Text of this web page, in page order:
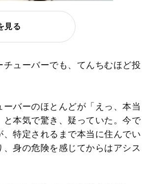
見る
ューバーでも、てんちむほど投
バーのほとんどが「えっ、本当
本気で驚き、疑っていた。今で
特定されるまで本当に住んでい
身の危険を感じてからはアシス